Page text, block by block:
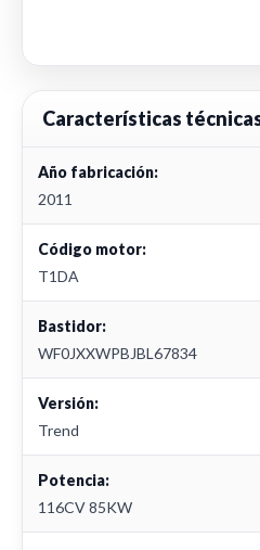
Características
Año fabricación:
2011
Código motor:
T1DA
Bastidor:
WF0JXXWPBJBL67834
Versión:
Trend
Potencia:
116CV 85KW